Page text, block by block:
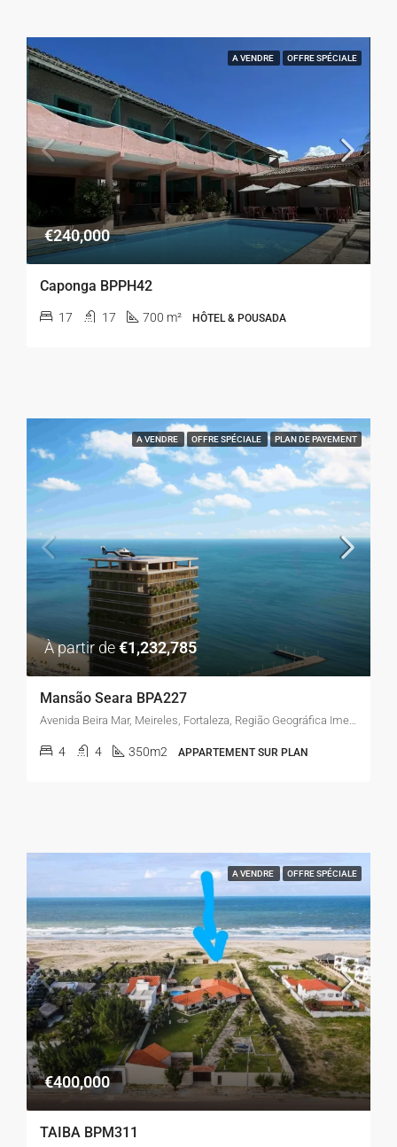
A VENDRE OFFRE SPÉCIALE
€240,000
Caponga BPPH42
17 17 700 m² HÔTEL & POUSADA
A VENDRE OFFRE SPÉCIALE PLAN DE PAYEMENT
À partir de€1,232,785
Mansão Seara BPA227
Avenida Beira Mar, Meireles, Fortaleza, Região Geográfica Imediata de Fortaleza, Região Geográfica Intermediária de Fortaleza, Ceará, Região Nordeste, 60165-120, Brasil
4 4 350m2 APPARTEMENT SUR PLAN
A VENDRE OFFRE SPÉCIALE
€400,000
TAIBA BPM311